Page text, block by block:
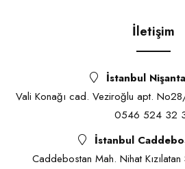
İletişim
İstanbul
Vali Konağı cad. Veziroğlu apt.
0546 524 32
İstanbul
Caddebostan Mah. Nihat